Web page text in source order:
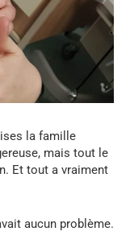
la famille
mais tout le
Et tout a vraiment
aucun problème.